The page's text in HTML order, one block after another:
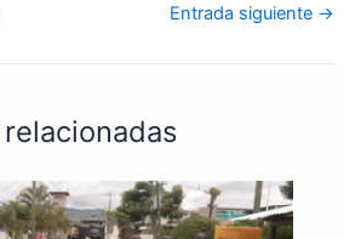
Entrada siguiente →